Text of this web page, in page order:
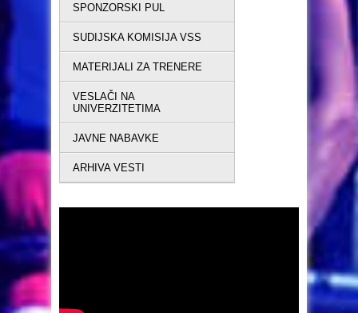
SPONZORSKI PUL
SUDIJSKA KOMISIJA VSS
MATERIJALI ZA TRENERE
VESLAČI NA
UNIVERZITETIMA
JAVNE NABAVKE
ARHIVA VESTI